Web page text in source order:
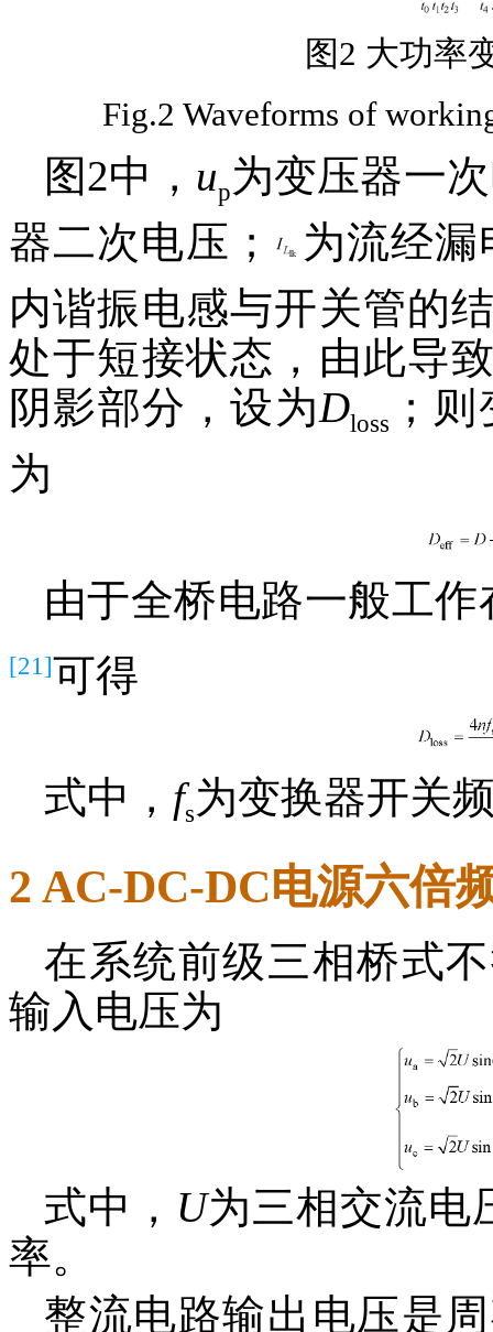
图2 大功率
Fig.2 Waveforms of
图2中， up为变压器一
器二次电压；
为流经
内谐振电感与开关管的
处于短接状态，由此导
阴影部分，设为Dloss
；
为
由于全桥电路一般工
[21]可得
式中， fs为变换器开关
2 AC-DC-DC电源六倍
在系统前级三相桥式
输入电压为
式中， U为三相交流电
率。
整流电路输出电压是